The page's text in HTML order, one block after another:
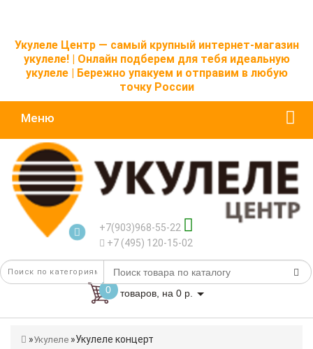
Укулеле Центр — самый крупный интернет-магазин
укулеле! | Онлайн подберем для тебя идеальную
укулеле | Бережно упакуем и отправим в любую
точку России
Меню
+7(903)968-55-22
+7 (495) 120-15-02
0 товаров, на 0 р.
Укулеле Укулеле концерт